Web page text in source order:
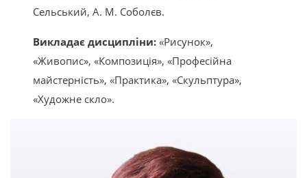
Сельський, А. М. Соболєв.
Викладає дисципліни: «Рисунок»,
«Живопис», «Композиція», «Професійна
майстерність», «Практика», «Скульптура»,
«Художне скло».